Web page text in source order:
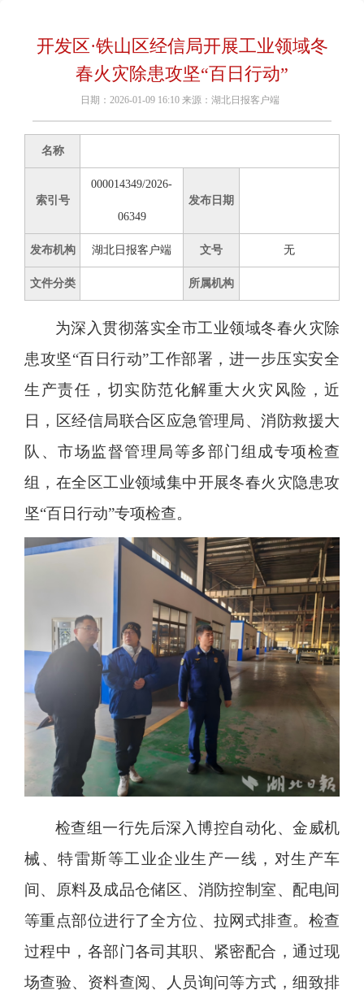
开发区·铁山区经信局开展工业领域冬
春火灾除患攻坚“百日行动”
日期：2026-01-09 16:10 来源：湖北日报客户端
名称
索引号
000014349/2026-
06349
发布日期
发布机构 湖北日报客户端 文号 无
文件分类 所属机构
为深入贯彻落实全市工业领域冬春火灾除
患攻坚“百日行动”工作部署，进一步压实安全
生产责任，切实防范化解重大火灾风险，近
日，区经信局联合区应急管理局、消防救援大
队、市场监督管理局等多部门组成专项检查
组，在全区工业领域集中开展冬春火灾隐患攻
坚“百日行动”专项检查。
检查组一行先后深入博控自动化、金威机
械、特雷斯等工业企业生产一线，对生产车
间、原料及成品仓储区、消防控制室、配电间
等重点部位进行了全方位、拉网式排查。检查
过程中，各部门各司其职、紧密配合，通过现
场查验、资料查阅、人员询问等方式，细致排